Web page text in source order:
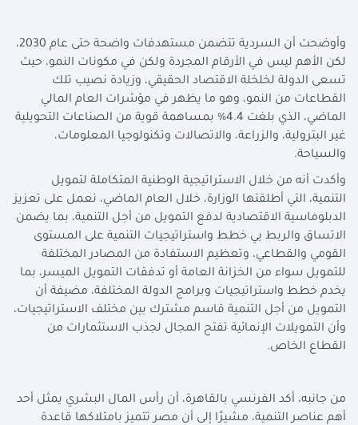
وأوضحت أن السردية تتضمن مستهدفات واضحة حتى عام 2030،
لكن الأهم ليس في الأرقام المجردة ولكن في مكونات النمو، حيث
تسعى الدولة لخلخلة الاقتصاد الحقيقي، وزيادة نصيب تلك
القطاعات من النمو، وهو ما يظهر في مؤشرات العام المالي
الماضي، الذي بلغت 4.4% بمساهمة قوية من الصناعات التحويلية
غير البترولية، والزراعة، والاتصالات وتكنولوجيا المعلومات،
والسياحة.
وأكدت أنه من خلال الاستراتيجية الوطنية المتكاملة لتمويل
التنمية، التي أطلقتها الوزارة، خلال العام الماضي، نعمل على تعزيز
الدبلوماسية الاقتصادية لدفع التمويل من أجل التنمية، بما يضمن
الاتساق والربط بي خطط واستراتيجيات التنمية على المستوى
القومي والقطاعي، وتعظيم الاستفادة من المصادر المختلفة
للتمويل سواء من الخزانة العامة أو تدفقات التمويل الميسر، بما
يخدم خطط واستراتيجيات وبرامج الدولة المختلفة، مضيفة أن
التمويل من أجل التنمية قاسم مشترك بين مختلف الاستراتيجيات،
وأن التمويلات الإنمائية تفتح المجال لجذب الاستثمارات من
القطاع الخاص.
من جانبه، أكد الفرنسي بالقاهرة، أن رأس المال البشري يمثل أحد
أهم عناصر التنمية، مشيرًا إلى أن مصر تتميز بامتلاكها قاعدة